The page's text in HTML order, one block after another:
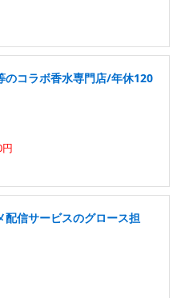
のコラボ香水専門店/年休120
配信サービスのグロース担